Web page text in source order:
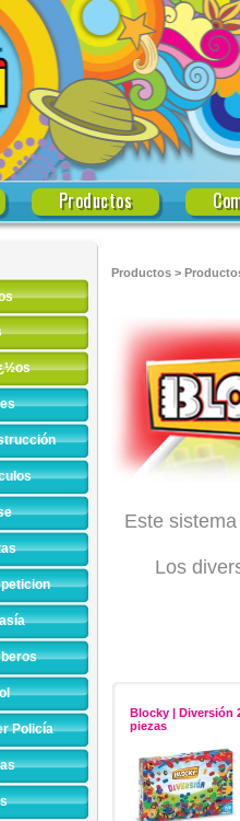
Productos
Policía
Productos >
Este
Los
Blocky | Diversión
piezas